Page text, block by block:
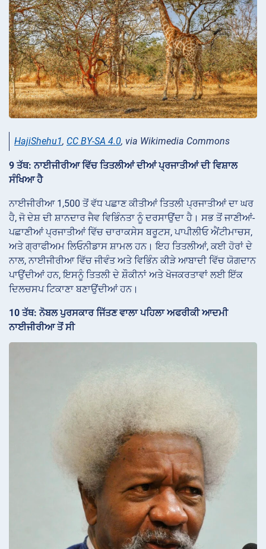
HajiShehu1, CC BY-SA 4.0, via Wikimedia Commons
9 ਤੱਥ: ਨਾਈਜੀਰੀਆ ਵਿੱਚ ਤਿਤਲੀਆਂ ਦੀਆਂ ਪ੍ਰਜਾਤੀਆਂ ਦੀ ਵਿਸ਼ਾਲ
ਸੰਖਿਆ ਹੈ
ਨਾਈਜੀਰੀਆ 1,500 ਤੋਂ ਵੱਧ ਪਛਾਣ ਕੀਤੀਆਂ ਤਿਤਲੀ ਪ੍ਰਜਾਤੀਆਂ ਦਾ ਘਰ
ਹੈ, ਜੋ ਦੇਸ਼ ਦੀ ਸ਼ਾਨਦਾਰ ਜੈਵ ਵਿਭਿੰਨਤਾ ਨੂੰ ਦਰਸਾਉਂਦਾ ਹੈ। ਸਭ ਤੋਂ ਜਾਣੀਆਂ-
ਪਛਾਣੀਆਂ ਪ੍ਰਜਾਤੀਆਂ ਵਿੱਚ ਚਾਰਾਕਸੇਸ ਬਰੂਟਸ, ਪਾਪੀਲੀਓ ਐਂਟੀਮਾਚਸ,
ਅਤੇ ਗ੍ਰਾਫੀਅਮ ਲਿਓਨੀਡਾਸ ਸ਼ਾਮਲ ਹਨ। ਇਹ ਤਿਤਲੀਆਂ, ਕਈ ਹੋਰਾਂ ਦੇ
ਨਾਲ, ਨਾਈਜੀਰੀਆ ਵਿੱਚ ਜੀਵੰਤ ਅਤੇ ਵਿਭਿੰਨ ਕੀੜੇ ਆਬਾਦੀ ਵਿੱਚ ਯੋਗਦਾਨ
ਪਾਉਂਦੀਆਂ ਹਨ, ਇਸਨੂੰ ਤਿਤਲੀ ਦੇ ਸ਼ੌਕੀਨਾਂ ਅਤੇ ਖੋਜਕਰਤਾਵਾਂ ਲਈ ਇੱਕ
ਦਿਲਚਸਪ ਟਿਕਾਣਾ ਬਣਾਉਂਦੀਆਂ ਹਨ।
10 ਤੱਥ: ਨੋਬਲ ਪੁਰਸਕਾਰ ਜਿੱਤਣ ਵਾਲਾ ਪਹਿਲਾ ਅਫਰੀਕੀ ਆਦਮੀ
ਨਾਈਜੀਰੀਆ ਤੋਂ ਸੀ